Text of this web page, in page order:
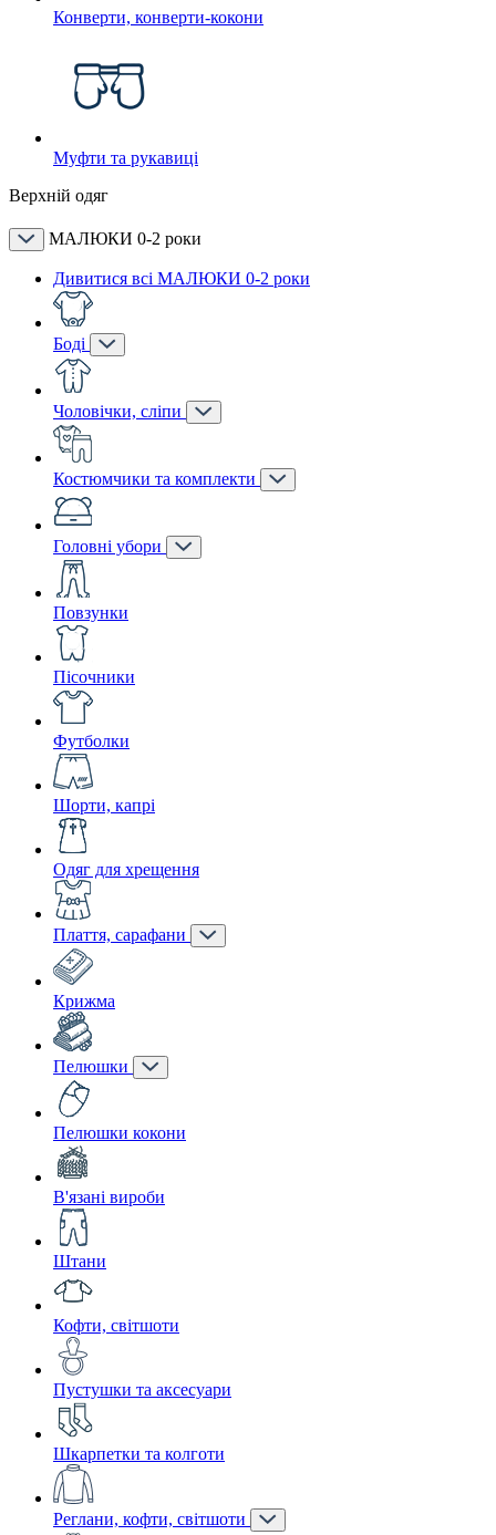
Конверти, конверти-кокони
Муфти та рукавиці
Верхній одяг
МАЛЮКИ 0-2 роки
Дивитися всі МАЛЮКИ 0-2 роки
Боді
Чоловічки, сліпи
Костюмчики та комплекти
Головні убори
Повзунки
Пісочники
Футболки
Шорти, капрі
Одяг для хрещення
Плаття, сарафани
Крижма
Пелюшки
Пелюшки кокони
В'язані вироби
Штани
Кофти, світшоти
Пустушки та аксесуари
Шкарпетки та колготи
Реглани, кофти, світшоти